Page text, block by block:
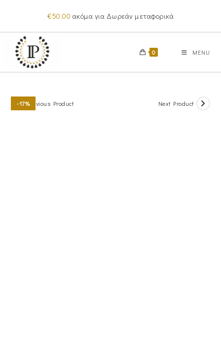
content
€50.00 ακόμα για Δωρεάν μεταφορικά
0 MENU
-17%Previous Product Next Product